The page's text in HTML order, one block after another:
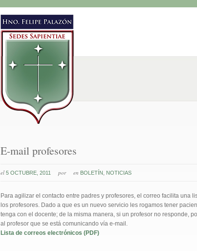
E-mail profesores
el 5 OCTUBRE, 2011 por en BOLETÍN NOTICIAS
Para agilizar el contacto entre padres y profesores, el correo facilita una
los profesores. Dado a que es un nuevo servicio les rogamos tener
tenga con el docente; de la misma manera, si un profesor no responde,
al profesor que se está comunicando vía e-mail.
Lista de correos electrónicos (PDF)